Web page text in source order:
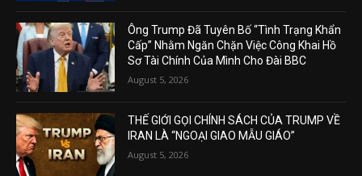
Ông Trump Đã Tuyên Bố “Tình Trạng Khẩn
Cấp” Nhằm Ngăn Chặn Việc Công Khai Hồ
Sơ Tài Chính Của Mình Cho Đài BBC
August 5, 2026
THẾ GIỚI GỌI CHÍNH SÁCH CỦA TRUMP VỀ
IRAN LÀ “NGOẠI GIAO MẪU GIÁO”
August 5, 2026